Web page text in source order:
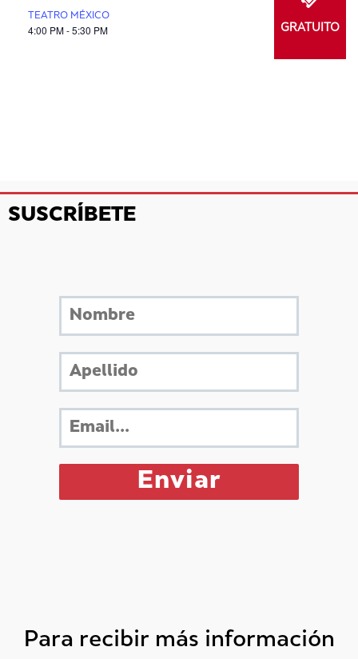
TEATRO MÉXICO
4:00 PM - 5:30 PM GRATUITO
SUSCRÍBETE
Para recibir más información